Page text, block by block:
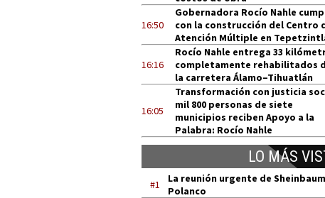
16:50
Gobernadora Rocío Nahle
con la construcción del Centro
Atención Múltiple en
16:16
Rocío Nahle entrega 33
completamente rehabilitados
la carretera Álamo–Tihuatlán
16:05
Transformación con justicia
mil 800 personas de siete
municipios reciben Apoyo a la
Palabra: Rocío Nahle
LO MÁS
#1
La reunión urgente de
Polanco